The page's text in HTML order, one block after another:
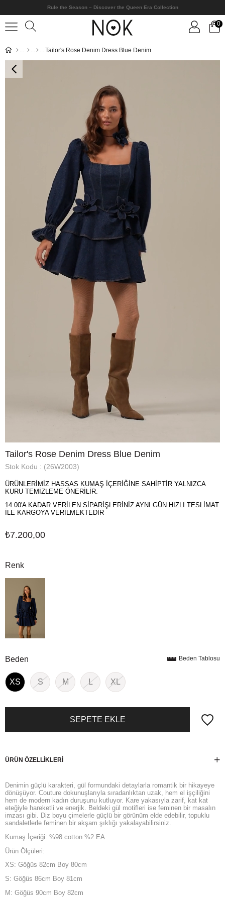
Rule the Season – Discover the Queen Era Collection
0
Tailor's Rose Denim Dress Blue Denim
Tailor's Rose Denim Dress Blue Denim
Stok Kodu (26W2003)
ÜRÜNLERİMİZ HASSAS KUMAŞ İÇERİĞİNE SAHİPTİR YALNIZCA
KURU TEMİZLEME ÖNERİLİR.
14:00'A KADAR VERİLEN SİPARİŞLERİNİZ AYNI GÜN HIZLI TESLİMAT
İLE KARGOYA VERİLMEKTEDİR
₺7.200,00
Renk
Beden
XS S M L XL
Beden Tablosu
ÜRÜN ÖZELLIKLERI
Denimin güçlü karakteri, gül formundaki detaylarla romantik bir hikayeye
dönüşüyor. Couture dokunuşlarıyla sıradanlıktan uzak, hem el işçiliğini
hem de modern kadın duruşunu kutluyor. Kare yakasıyla zarif, kat kat
eteğiyle hareketli ve enerjik. Beldeki gül motifleri ise feminen bir masalın
imzası gibi. Diz boyu çimelerle güçlü bir görünüm elde edebilir, topuklu
sandaletlerle feminen bir akşam şıklığı yakalayabilirsiniz.
Kumaş İçeriği: %98 cotton %2 EA
Ürün Ölçüleri:
XS: Göğüs 82cm Boy 80cm
S: Göğüs 86cm Boy 81cm
M: Göğüs 90cm Boy 82cm